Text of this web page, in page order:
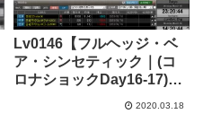
Lv0146【フルヘッジ・ベ
ア・シンセティック｜(コ
ロナショックDay16-17)ダ
2020.03.18